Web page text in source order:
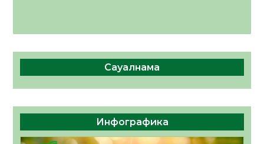
Сауалнама
Инфографика